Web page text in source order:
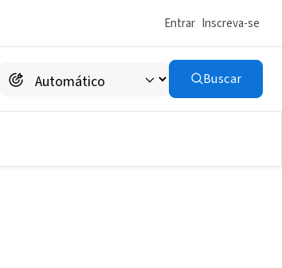
Entrar Inscreva-se
Buscar